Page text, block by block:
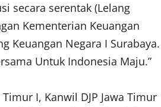
secara serentak (Lelang
Kementerian Keuangan
Keuangan Negara I Surabaya.
Untuk Indonesia Maju.”
I, Kanwil DJP Jawa Timur